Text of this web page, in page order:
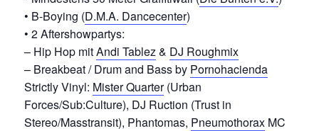
• B-Boying (D.M.A. Dancecenter)
• 2 Aftershowpartys:
– Hip Hop mitAndi Tablez& DJ Roughmix
– Breakbeat / Drum and Bass by Pornohacienda
Strictly Vinyl: Mister Quarter(Urban
Forces/Sub:Culture), DJ Ruction (Trust in
Stereo/Masstransit), Phantomas, PneumothoraxMC